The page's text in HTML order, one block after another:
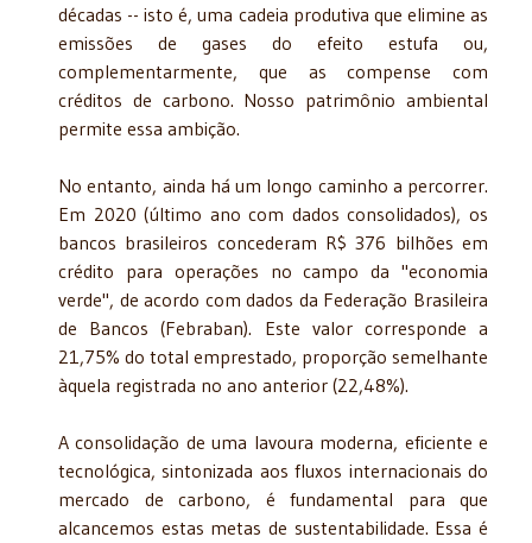
décadas -- isto é, uma cadeia produtiva que elimine as
emissões de gases do efeito estufa ou,
complementarmente, que as compense com
créditos de carbono. Nosso patrimônio ambiental
permite essa ambição.
No entanto, ainda há um longo caminho a percorrer.
Em 2020 (último ano com dados consolidados), os
bancos brasileiros concederam R$ 376 bilhões em
crédito para operações no campo da "economia
verde", de acordo com dados da Federação Brasileira
de Bancos (Febraban). Este valor corresponde a
21,75% do total emprestado, proporção semelhante
àquela registrada no ano anterior (22,48%).
A consolidação de uma lavoura moderna, eficiente e
tecnológica, sintonizada aos fluxos internacionais do
mercado de carbono, é fundamental para que
alcancemos estas metas de sustentabilidade. Essa é